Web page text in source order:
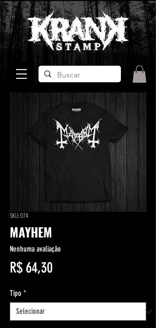
SKU: 074
MAYHEM
Nenhuma avaliação
R$ 64,30Preço
Tipo *